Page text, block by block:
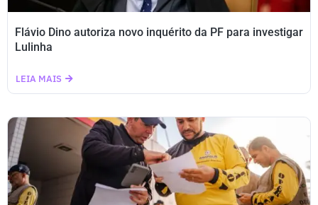
Flávio Dino autoriza novo inquérito da PF para investigar
Lulinha
LEIA MAIS